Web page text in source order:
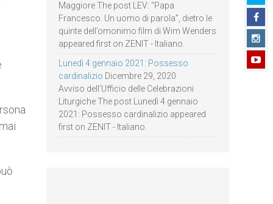
Maggiore The post LEV: “Papa
Francesco. Un uomo di parola”, dietro le
quinte dell’omonimo film di Wim Wenders
appeared first on ZENIT - Italiano.
Lunedì 4 gennaio 2021: Possesso
cardinalizio Dicembre 29, 2020
Avviso dell’Ufficio delle Celebrazioni
Liturgiche The post Lunedì 4 gennaio
2021: Possesso cardinalizio appeared
first on ZENIT - Italiano.